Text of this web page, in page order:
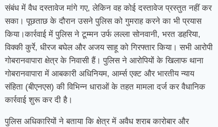
संबंध में वैध दस्तावेज मांगे गए, लेकिन वह कोई दस्तावेज प्रस्तुत नहीं कर
सका। पूछताछ के दौरान उसने पुलिस को गुमराह करने का भी प्रयास
किया।कार्रवाई में पुलिस ने टूम्मन उर्फ लल्ला सोनवानी, भरत डहरिया,
विक्की कुर्रे, धीरज बघेल और अजय साहू को गिरफ्तार किया। सभी आरोपी
गोबरानवापारा क्षेत्र के निवासी हैं। पुलिस ने आरोपियों के खिलाफ थाना
गोबरानवापारा में आबकारी अधिनियम, आर्म्स एक्ट और भारतीय न्याय
संहिता (बीएनएस) की विभिन्न धाराओं के तहत मामला दर्ज कर वैधानिक
कार्रवाई शुरू कर दी है।
पुलिस अधिकारियों ने बताया कि क्षेत्र में अवैध शराब कारोबार और